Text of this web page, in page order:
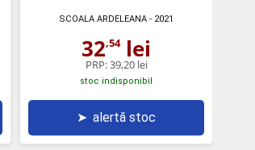
SCOALA ARDELEANA - 2021
32,54lei
PRP:39,20 lei
stoc indisponibil
➤ alertă stoc